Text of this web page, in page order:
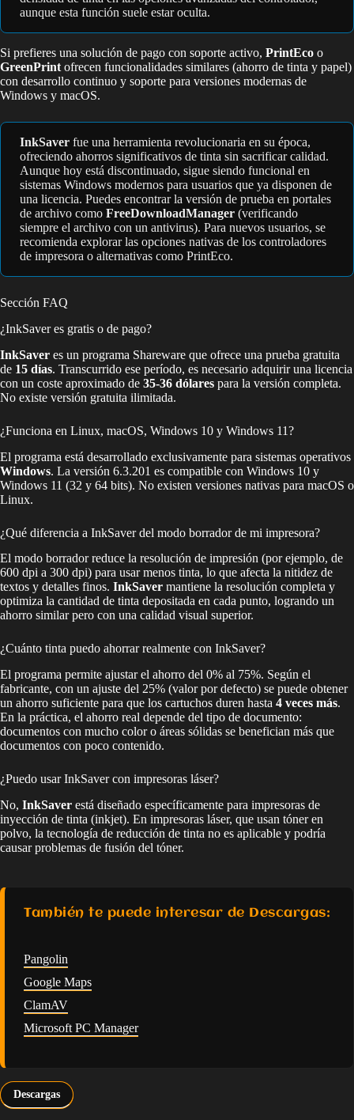
aunque esta función suele estar oculta.
Si prefieres una solución de pago con soporte activo, PrintEco o
GreenPrint ofrecen funcionalidades similares (ahorro de tinta y papel)
con desarrollo continuo y soporte para versiones modernas de
Windows y macOS.
InkSaver fue una herramienta revolucionaria en su época,
ofreciendo ahorros significativos de tinta sin sacrificar calidad.
Aunque hoy está discontinuado, sigue siendo funcional en
sistemas Windows modernos para usuarios que ya disponen de
una licencia. Puedes encontrar la versión de prueba en portales
de archivo como FreeDownloadManager (verificando
siempre el archivo con un antivirus). Para nuevos usuarios, se
recomienda explorar las opciones nativas de los controladores
de impresora o alternativas como PrintEco.
Sección FAQ
¿InkSaver es gratis o de pago?
InkSaver es un programa Shareware que ofrece una prueba gratuita
de 15 días. Transcurrido ese período, es necesario adquirir una licencia
con un coste aproximado de 35-36 dólares para la versión completa.
No existe versión gratuita ilimitada.
¿Funciona en Linux, macOS, Windows 10 y Windows 11?
El programa está desarrollado exclusivamente para sistemas operativos
Windows. La versión 6.3.201 es compatible con Windows 10 y
Windows 11 (32 y 64 bits). No existen versiones nativas para macOS o
Linux.
¿Qué diferencia a InkSaver del modo borrador de mi impresora?
El modo borrador reduce la resolución de impresión (por ejemplo, de
600 dpi a 300 dpi) para usar menos tinta, lo que afecta la nitidez de
textos y detalles finos. InkSaver mantiene la resolución completa y
optimiza la cantidad de tinta depositada en cada punto, logrando un
ahorro similar pero con una calidad visual superior.
¿Cuánto tinta puedo ahorrar realmente con InkSaver?
El programa permite ajustar el ahorro del 0% al 75%. Según el
fabricante, con un ajuste del 25% (valor por defecto) se puede obtener
un ahorro suficiente para que los cartuchos duren hasta 4 veces más.
En la práctica, el ahorro real depende del tipo de documento:
documentos con mucho color o áreas sólidas se benefician más que
documentos con poco contenido.
¿Puedo usar InkSaver con impresoras láser?
No, InkSaver está diseñado específicamente para impresoras de
inyección de tinta (inkjet). En impresoras láser, que usan tóner en
polvo, la tecnología de reducción de tinta no es aplicable y podría
causar problemas de fusión del tóner.
También te puede interesar de Descargas:
Pangolin
Google Maps
ClamAV
Microsoft PC Manager
Descargas